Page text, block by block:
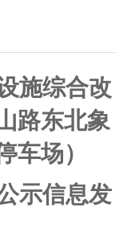
施综合改
路东北象
车场）
示信息发